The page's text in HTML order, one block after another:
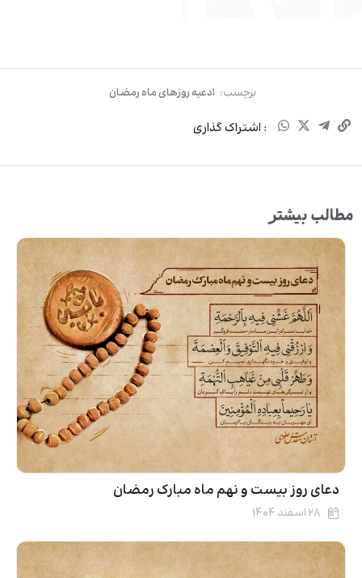
برچسب: ادعیه روزهای ماه رمضان
: اشتراک گذاری
مطالب بیشتر
دعای روز بیست‌ و نهم ماه مبارک رمضان
۲۸ اسفند ۱۴۰۴